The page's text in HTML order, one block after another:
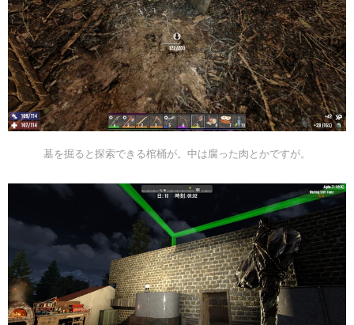
墓を掘ると探索できる棺桶が。中は腐った肉とかですが。